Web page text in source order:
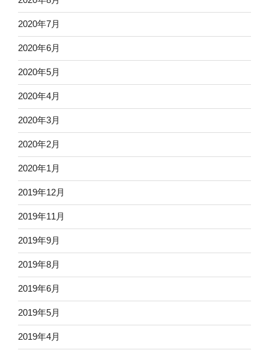
2020年7月
2020年6月
2020年5月
2020年4月
2020年3月
2020年2月
2020年1月
2019年12月
2019年11月
2019年9月
2019年8月
2019年6月
2019年5月
2019年4月